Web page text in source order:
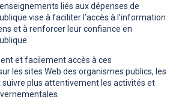
liés aux dépenses de
vise à faciliter l’accès à l’information
et à renforcer leur confiance en
et facilement accès à ces
les sites Web des organismes publics, les
plus attentivement les activités et